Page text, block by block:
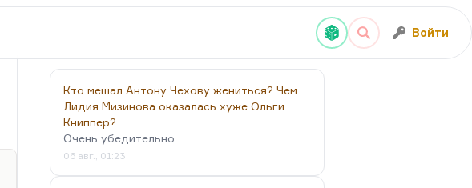
Войти
Кто мешал Антону Чехову жениться? Чем
Лидия Мизинова оказалась хуже Ольги
Книппер?
Очень убедительно.
06 авг., 01:23